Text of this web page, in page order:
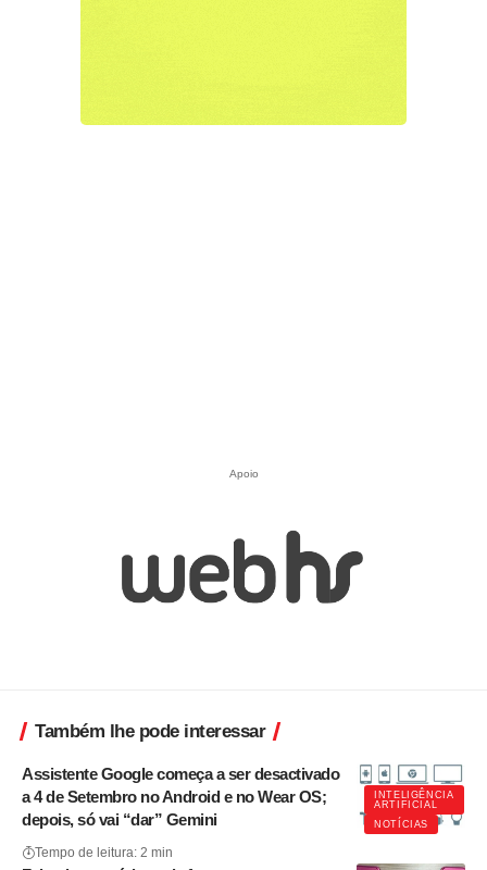
Apoio
Também lhe pode interessar
INTELIGÊNCIA
ARTIFICIAL
NOTÍCIAS
Assistente Google começa a ser desactivado
a 4 de Setembro no Android e no Wear OS;
depois, só vai “dar” Gemini
Tempo de leitura: 2 min